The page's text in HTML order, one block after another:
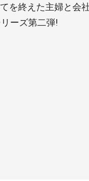
を終えた主婦と会
ーズ第二弾!